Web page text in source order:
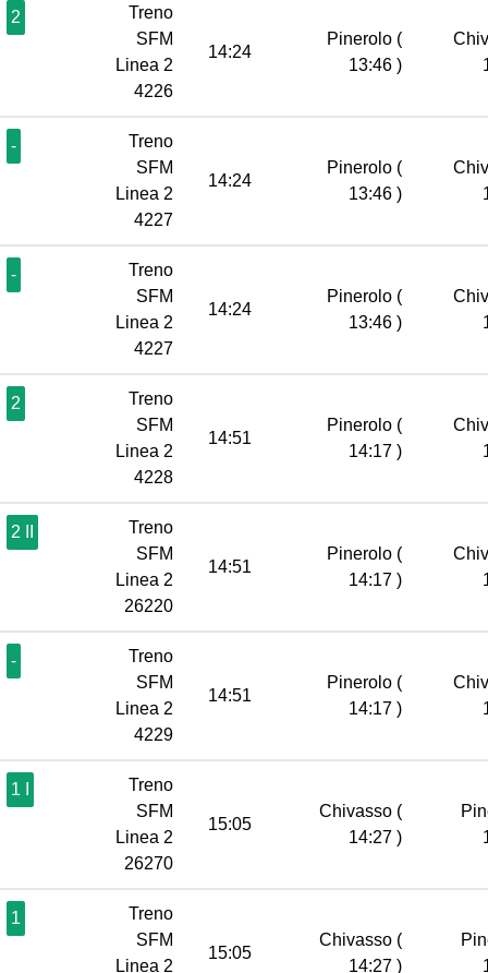
2
Treno
SFM
Linea 2
4226
14:24
Pinerolo (
13:46 )
-
Treno
SFM
Linea 2
4227
14:24
Pinerolo (
13:46 )
-
Treno
SFM
Linea 2
4227
14:24
Pinerolo (
13:46 )
2
Treno
SFM
Linea 2
4228
14:51
Pinerolo (
14:17 )
2 II
Treno
SFM
Linea 2
26220
14:51
Pinerolo (
14:17 )
-
Treno
SFM
Linea 2
4229
14:51
Pinerolo (
14:17 )
1 I
Treno
SFM
Linea 2
26270
15:05
Chivasso (
14:27 )
1
Treno
SFM
Linea 2
15:05
Chivasso (
14:27 )